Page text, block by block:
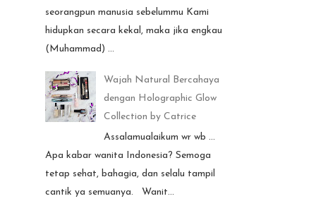
seorangpun manusia sebelummu Kami
hidupkan secara kekal, maka jika engkau
(Muhammad) ...
Wajah Natural Bercahaya
dengan Holographic Glow
Collection by Catrice
Assalamualaikum wr wb ...
Apa kabar wanita Indonesia? Semoga
tetap sehat, bahagia, dan selalu tampil
cantik ya semuanya. Wanit...